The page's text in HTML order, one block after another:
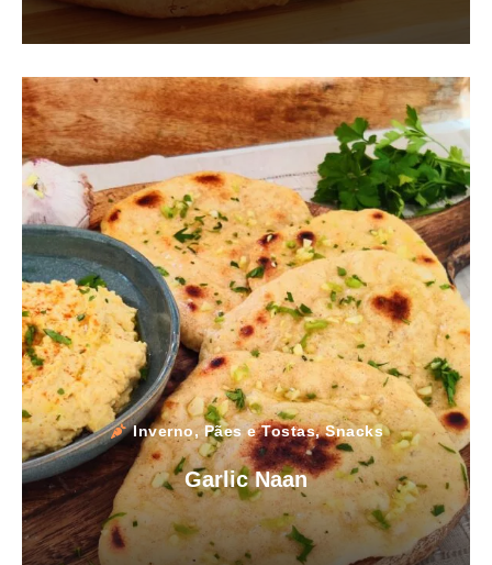
Inverno,Pães e Tostas,Snacks
Garlic Naan